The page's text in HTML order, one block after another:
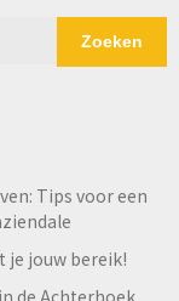
Zoeken
Tips voor een
je jouw bereik!
de Achterhoek